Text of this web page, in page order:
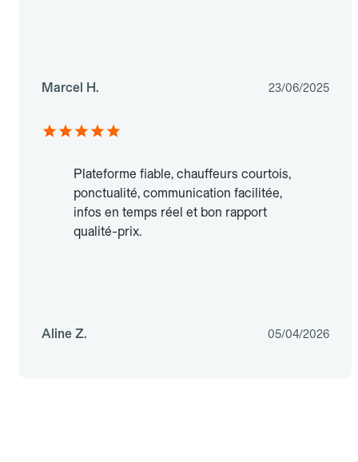
Marcel H. 23/06/2025
Plateforme fiable, chauffeurs courtois,
ponctualité, communication facilitée,
infos en temps réel et bon rapport
qualité-prix.
Aline Z. 05/04/2026